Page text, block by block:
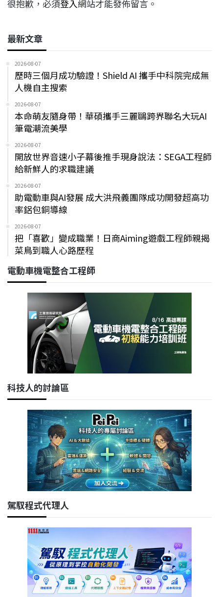
很抱歉，必須登入網站才能發佈留言。
最新文章
2026-08-07
歷時三個月成功驗證！Shield AI 攜手中科院完成無
人機自主搜索
2026-08-07
本命萌友隨身帶！華碩攜手三麗鷗跨界聯名大玩AI
筆電潮流美學
2026-08-07
開放世界音速小子幕後推手現身說法：SEGA工程師
給新鮮人的求職建議
2026-08-07
助電動車與AI發展 成大洪飛義團隊成功開發超高功
率鋁包銅導線
2026-08-07
把「喜歡」變成職業！日商Aiming遊戲工程師親揭
菜鳥到職人心路歷程
電動車機電整合工程師
科技人的討論區
駕馭程式代理人